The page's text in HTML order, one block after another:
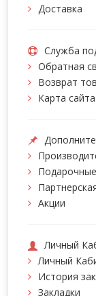
Доставка
Служба
Обратная
Возврат
Карта сайта
Акции
Личный
Личный
История
Закладки